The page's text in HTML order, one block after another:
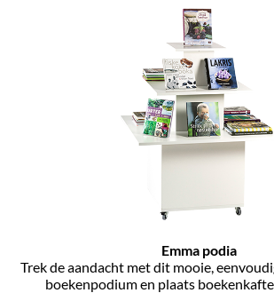
Emma podia
Trek de aandacht met dit mooie,
boekenpodium en plaats